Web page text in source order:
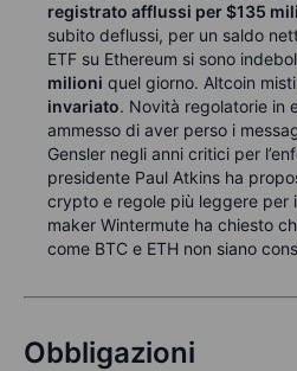
registrato afflussi per $135
subito deflussi, per un saldo
ETF su Ethereum si sono
milioni quel giorno. Altcoin
invariato. Novità regolatorie in
ammesso di aver perso i
Gensler negli anni critici per
presidente Paul Atkins ha
crypto e regole più leggere per
maker Wintermute ha chiesto
come BTC e ETH non siano
Obbligazioni